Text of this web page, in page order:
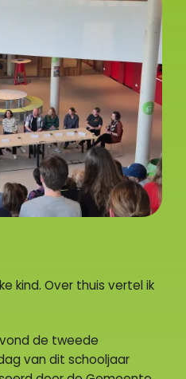
kind. Over thuis vertel ik
de tweede
van dit schooljaar